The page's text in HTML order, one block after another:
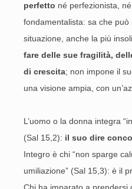
perfetto né perfezionista,
fondamentalista: sa che
situazione, anche la più
fare delle sue fragilità,
di crescita; non impone il
una visione ampia, con
L’uomo o la donna integra
(Sal 15,2): il suo dire
Integro è chi “non sparge
umiliazione” (Sal 15,3): è il